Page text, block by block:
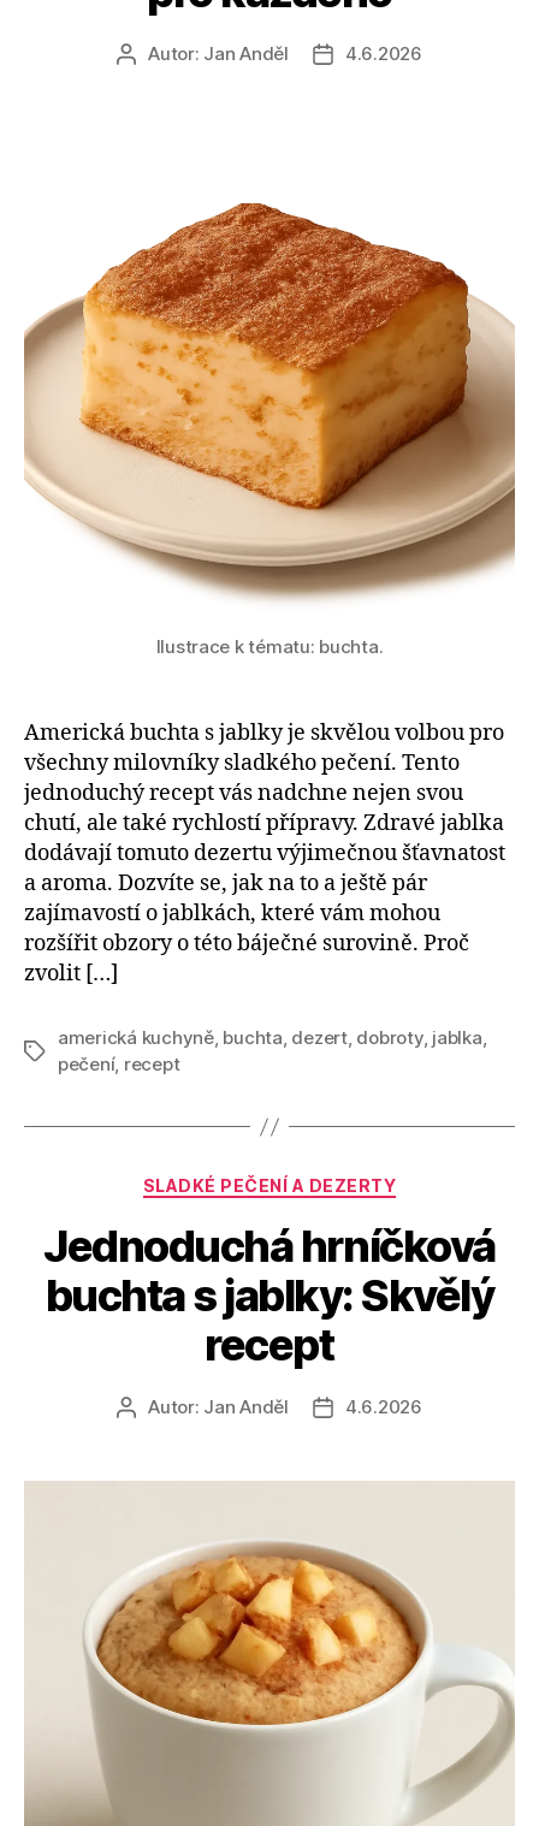
AutorAutor: Jan Anděl
Datum
4.6.2026
Ilustrace k tématu: buchta.
Americká buchta s jablky je skvělou volbou pro
všechny milovníky sladkého pečení. Tento
jednoduchý recept vás nadchne nejen svou
chutí, ale také rychlostí přípravy. Zdravé jablka
dodávají tomuto dezertu výjimečnou šťavnatost
a aroma. Dozvíte se, jak na to a ještě pár
zajímavostí o jablkách, které vám mohou
rozšířit obzory o této báječné surovině. Proč
zvolit […]
Štítky
americká kuchyně, buchta, dezert, dobroty, jablka,
pečení, recept
Rubriky
SLADKÉ PEČENÍ A DEZERTY
Jednoduchá hrníčková
buchta s jablky: Skvělý
recept
AutorAutor: Jan Anděl
Datum
4.6.2026